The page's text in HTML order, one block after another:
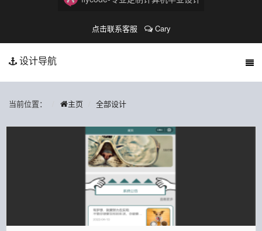
点击联系客服 Cary
设计导航
当前位置： 主页 全部设计